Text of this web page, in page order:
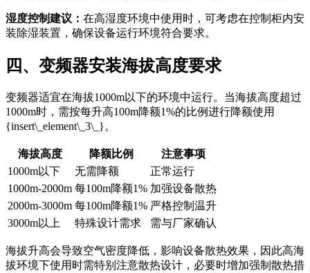
湿度控制建议： 在高湿度环境中使用时，可考虑在控制柜内安
装除湿装置，确保设备运行环境符合要求。
四、变频器安装海拔高度要求
变频器适宜在海拔1000m以下的环境中运行。当海拔高度超过
1000m时，需按每升高100m降额1%的比例进行降额使用
{insert\_element\_3\_}。
海拔高度 降额比例
注意事项
1000m以下
无需降额
正常运行
1000m-2000m 每100m降额1% 加强设备散热
2000m-3000m 每100m降额1% 严格控制温升
3000m以上
特殊设计需求 需与厂家确认
海拔升高会导致空气密度降低，影响设备散热效果，因此高海
拔环境下使用时需特别注意散热设计，必要时增加强制散热措